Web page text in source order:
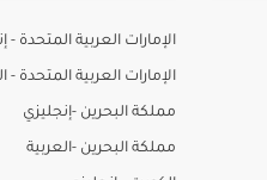
الإمارات العربية المتحدة -
الإمارات العربية المتحدة -
مملكة البحرين -إنجليزي
مملكة البحرين -العربية